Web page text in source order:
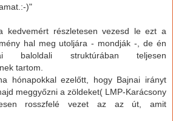
)"
kedvemért részletesen vezesd le ezt a
hal meg utoljára - mondják -, de én
struktúrában teljesen
tartom.
hónapokkal ezelőtt, hogy Bajnai irányt
meggyőzni a zöldeket( LMP-Karácsony
rosszfelé vezet az az út, amit